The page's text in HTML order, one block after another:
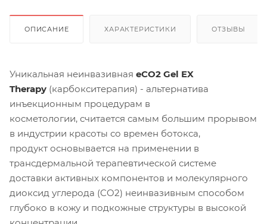
ОПИСАНИЕ ХАРАКТЕРИСТИКИ ОТЗЫВЫ
Уникальная неинвазивная eCO2 Gel EX
Therapy (карбокситерапия) - альтернатива
инъекционным процедурам в
косметологии, считается самым большим прорывом
в индустрии красоты со времен ботокса,
продукт основывается на применении в
трансдермальной терапевтической системе
доставки активных компонентов и молекулярного
диоксид углерода (CO2) неинвазивным способом
глубоко в кожу и подкожные структуры в высокой